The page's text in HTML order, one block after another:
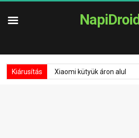
NapiDroid
Kiárusítás Xiaomi kütyük áron alul